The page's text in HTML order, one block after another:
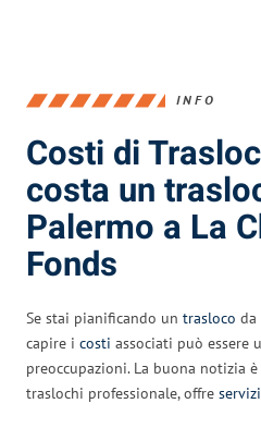
INFO
Costi di
costa un
Palermo a La
Fonds
Se stai pianificando un trasloco da
capire i costi associati può essere
preoccupazioni. La buona notizia è
traslochi professionale, offre servizi